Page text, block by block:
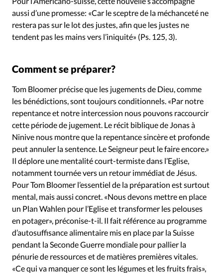
aussi d’une promesse: «Car le sceptre de la méchanceté ne
restera pas sur le lot des justes, afin que les justes ne
tendent pas les mains vers l’iniquité» (Ps. 125, 3).
Comment se préparer?
Tom Bloomer précise que les jugements de Dieu, comme
les bénédictions, sont toujours conditionnels. «Par notre
repentance et notre intercession nous pouvons raccourcir
cette période de jugement. Le récit biblique de Jonas à
Ninive nous montre que la repentance sincère et profonde
peut annuler la sentence. Le Seigneur peut le faire encore.»
Il déplore une mentalité court-termiste dans l’Eglise,
notamment tournée vers un retour immédiat de Jésus.
Pour Tom Bloomer l’essentiel de la préparation est surtout
mental, mais aussi concret. «Nous devons mettre en place
un Plan Wahlen pour l’Eglise et transformer les pelouses
en potager», préconise-t-il. Il fait référence au programme
d’autosuffisance alimentaire mis en place par la Suisse
pendant la Seconde Guerre mondiale pour pallier la
pénurie de ressources et de matières premières vitales.
«Ce qui va manquer ce sont les légumes et les fruits frais»,